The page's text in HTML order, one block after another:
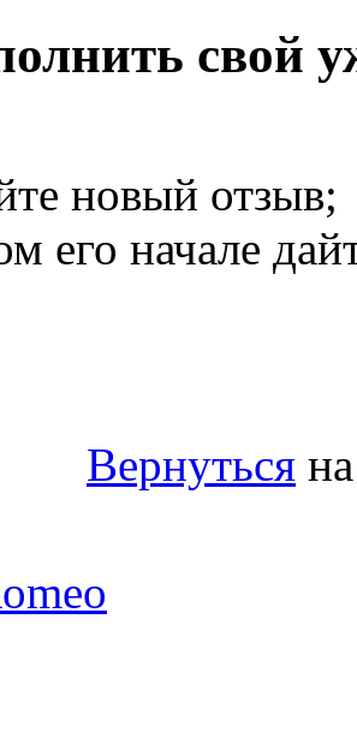
свой
новый отзыв;
его начале
Вернуться